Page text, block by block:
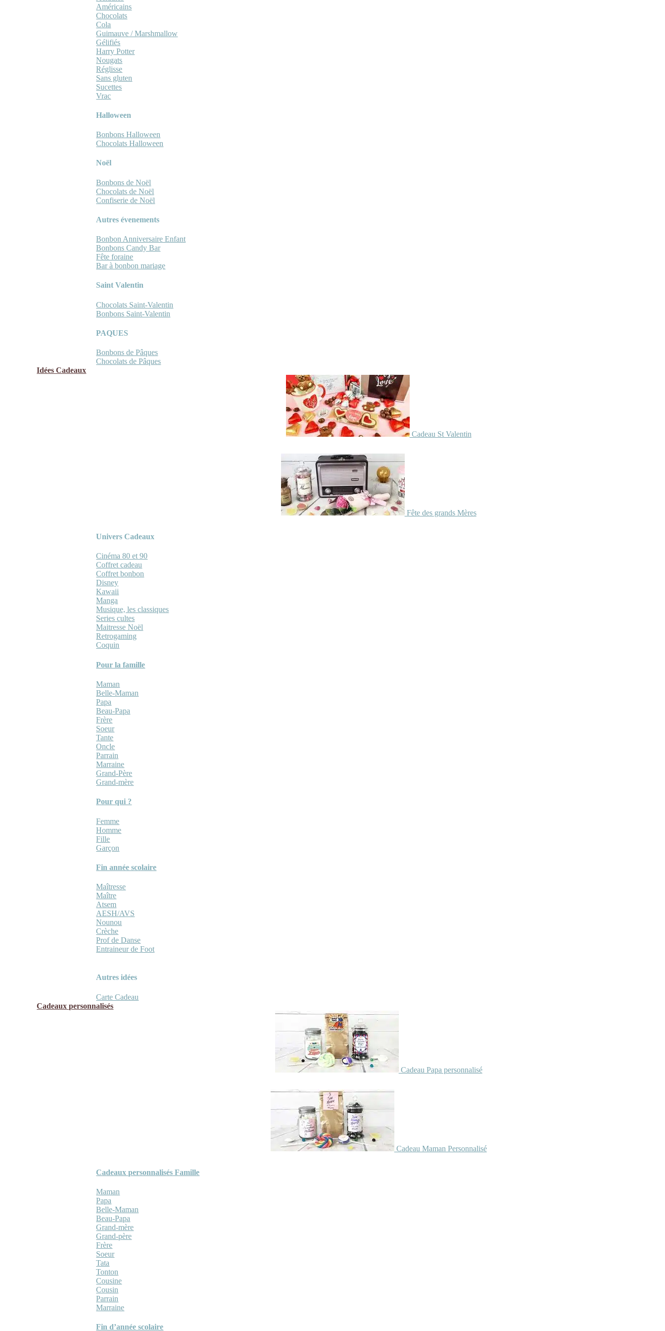
Américains
Chocolats
Cola
Guimauve / Marshmallow
Gélifiés
Harry Potter
Nougats
Réglisse
Sans gluten
Sucettes
Vrac
Halloween
Bonbons Halloween
Chocolats Halloween
Noël
Bonbons de Noël
Chocolats de Noël
Confiserie de Noël
Autres évenements
Bonbon Anniversaire Enfant
Bonbons Candy Bar
Fête foraine
Bar à bonbon mariage
Saint Valentin
Chocolats Saint-Valentin
Bonbons Saint-Valentin
PAQUES
Bonbons de Pâques
Chocolats de Pâques
Idées Cadeaux
Cadeau St Valentin
Fête des grands Mères
Univers Cadeaux
Cinéma 80 et 90
Coffret cadeau
Coffret bonbon
Disney
Kawaii
Manga
Musique, les classiques
Series cultes
Maitresse Noël
Retrogaming
Coquin
Pour la famille
Maman
Belle-Maman
Papa
Beau-Papa
Frère
Soeur
Tante
Oncle
Parrain
Marraine
Grand-Père
Grand-mère
Pour qui ?
Femme
Homme
Fille
Garçon
Fin année scolaire
Maîtresse
Maître
Atsem
AESH/AVS
Nounou
Crèche
Prof de Danse
Entraineur de Foot
Autres idées
Carte Cadeau
Cadeaux personnalisés
Cadeau Papa personnalisé
Cadeau Maman Personnalisé
Cadeaux personnalisés Famille
Maman
Papa
Belle-Maman
Beau-Papa
Grand-mère
Grand-père
Frère
Soeur
Tata
Tonton
Cousine
Cousin
Parrain
Marraine
Fin d’année scolaire